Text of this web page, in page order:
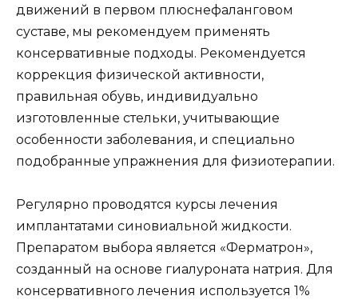
движений в первом плюснефаланговом
суставе, мы рекомендуем применять
консервативные подходы. Рекомендуется
коррекция физической активности,
правильная обувь, индивидуально
изготовленные стельки, учитывающие
особенности заболевания, и специально
подобранные упражнения для физиотерапии.
Регулярно проводятся курсы лечения
имплантатами синовиальной жидкости.
Препаратом выбора является «Ферматрон»,
созданный на основе гиалуроната натрия. Для
консервативного лечения используется 1%